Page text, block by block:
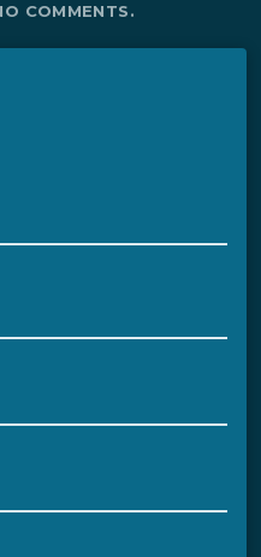
COMMENTS.